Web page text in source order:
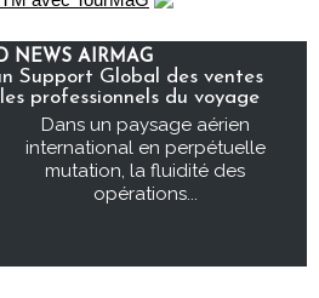
NEWS AIRMAG
Support Global des ventes
professionnels du voyage
Dans un paysage aérien
international en perpétuelle
mutation, la fluidité des
opérations...